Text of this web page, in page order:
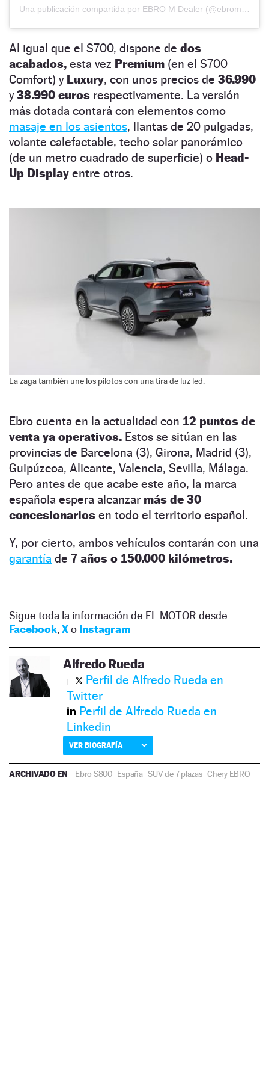
Al igual que el S700, dispone de dos
acabados, esta vez Premium (en el S700
Comfort) y Luxury, con unos precios de 36.990
y38.990 euros respectivamente. La versión
más dotada contará con elementos como
masaje en los asientos, llantas de 20 pulgadas,
volante calefactable, techo solar panorámico
(de un metro cuadrado de superficie) o Head-
Up Display entre otros.
La zaga también une los pilotos con una tira de luz led.
Ebro cuenta en la actualidad con 12 puntos de
venta ya operativos. Estos se sitúan en las
provincias de Barcelona (3), Girona, Madrid (3),
Guipúzcoa, Alicante, Valencia, Sevilla, Málaga.
Pero antes de que acabe este año, la marca
española espera alcanzar más de 30
concesionarios en todo el territorio español.
Y, por cierto, ambos vehículos contarán con una
garantía de 7 años o 150.000 kilómetros.
Sigue toda la información de EL MOTOR desde
Facebook, Xo Instagram
Alfredo Rueda
Perfil de Alfredo Rueda en
Twitter
Perfil de Alfredo Rueda en
Linkedin
VER BIOGRAFÍA
ARCHIVADO EN Ebro S800·España·SUV de 7 plazas·Chery EBRO